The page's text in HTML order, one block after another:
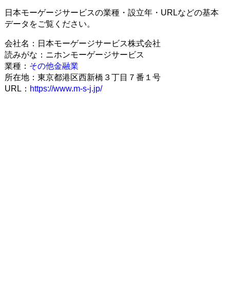
日本モーゲージサービスの業種・設立年・URLなどの基本
データをご覧ください。
会社名：日本モーゲージサービス株式会社
読みがな：ニホンモーゲージサービス
業種： その他金融業
所在地：東京都港区西新橋３丁目７番１号
URL： https://www.m-s-j.jp/